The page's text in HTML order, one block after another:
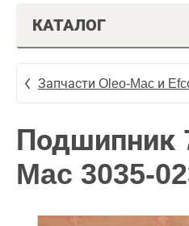
КАТАЛОГ
Запчасти Oleo-Mac и
Подшипник
Mac 3035-